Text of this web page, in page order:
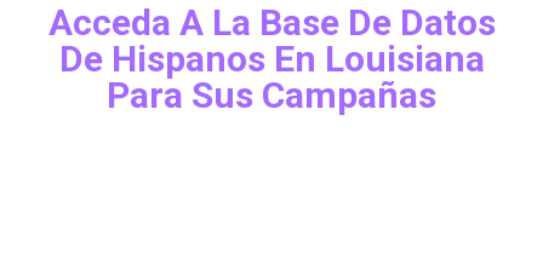
Acceda A La Base De Datos
De Hispanos En Louisiana
Para Sus Campañas